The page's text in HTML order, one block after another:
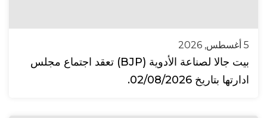
5 أغسطس, 2026
بيت جالا لصناعة الأدوية (BJP) تعقد اجتماع مجلس
ادارتها بتاريخ 02/08/2026.